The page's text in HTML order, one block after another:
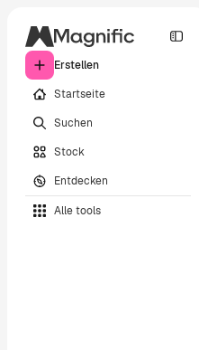
Erstellen
Startseite
Suchen
Stock
Entdecken
Alle tools